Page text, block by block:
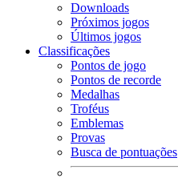
Downloads
Próximos jogos
Últimos jogos
Classificações
Pontos de jogo
Pontos de recorde
Medalhas
Troféus
Emblemas
Provas
Busca de pontuações